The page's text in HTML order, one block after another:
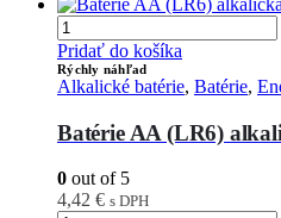
Pridať do košíka
Rýchly náhľad
Alkalické batérie, Batérie,
Batérie AA (LR6)
0 out of 5
4,42 € s DPH